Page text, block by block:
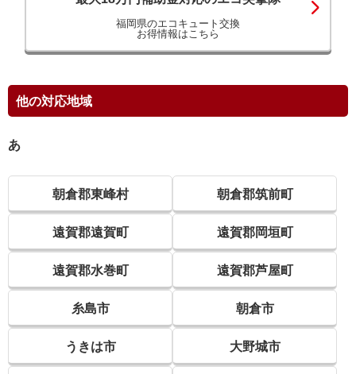
福岡県のエコキュート交換
お得情報はこちら
他の対応地域
あ
朝倉郡東峰村 朝倉郡筑前町
遠賀郡遠賀町 遠賀郡岡垣町
遠賀郡水巻町 遠賀郡芦屋町
糸島市 朝倉市
うきは市 大野城市